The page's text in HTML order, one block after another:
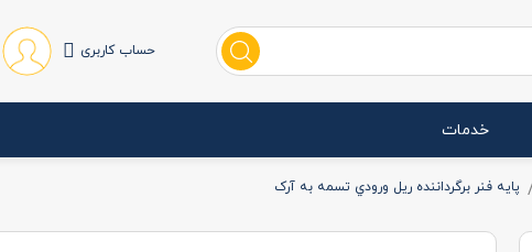
حساب کاربری
خدمات
پايه فنر برگرداننده ريل ورودي تسمه به آرک